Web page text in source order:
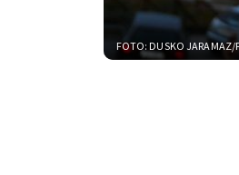
FOTO: DUSKO JARAMAZ/